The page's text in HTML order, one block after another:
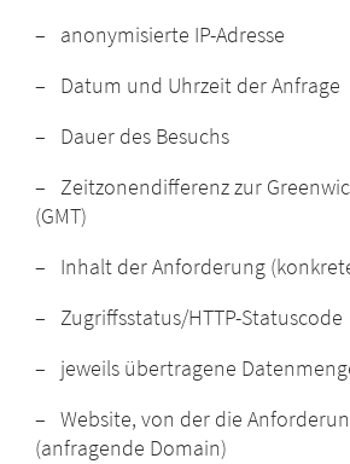
– anonymisierte IP-Adresse
– Datum und Uhrzeit der Anfrage
– Dauer des Besuchs
– Zeitzonendifferenz zur
(GMT)
– Inhalt der Anforderung
– Zugriffsstatus/HTTP-Statuscode
– jeweils übertragene
– Website, von der die
(anfragende Domain)